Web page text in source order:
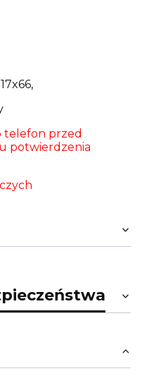
telefon przed
potwierdzenia